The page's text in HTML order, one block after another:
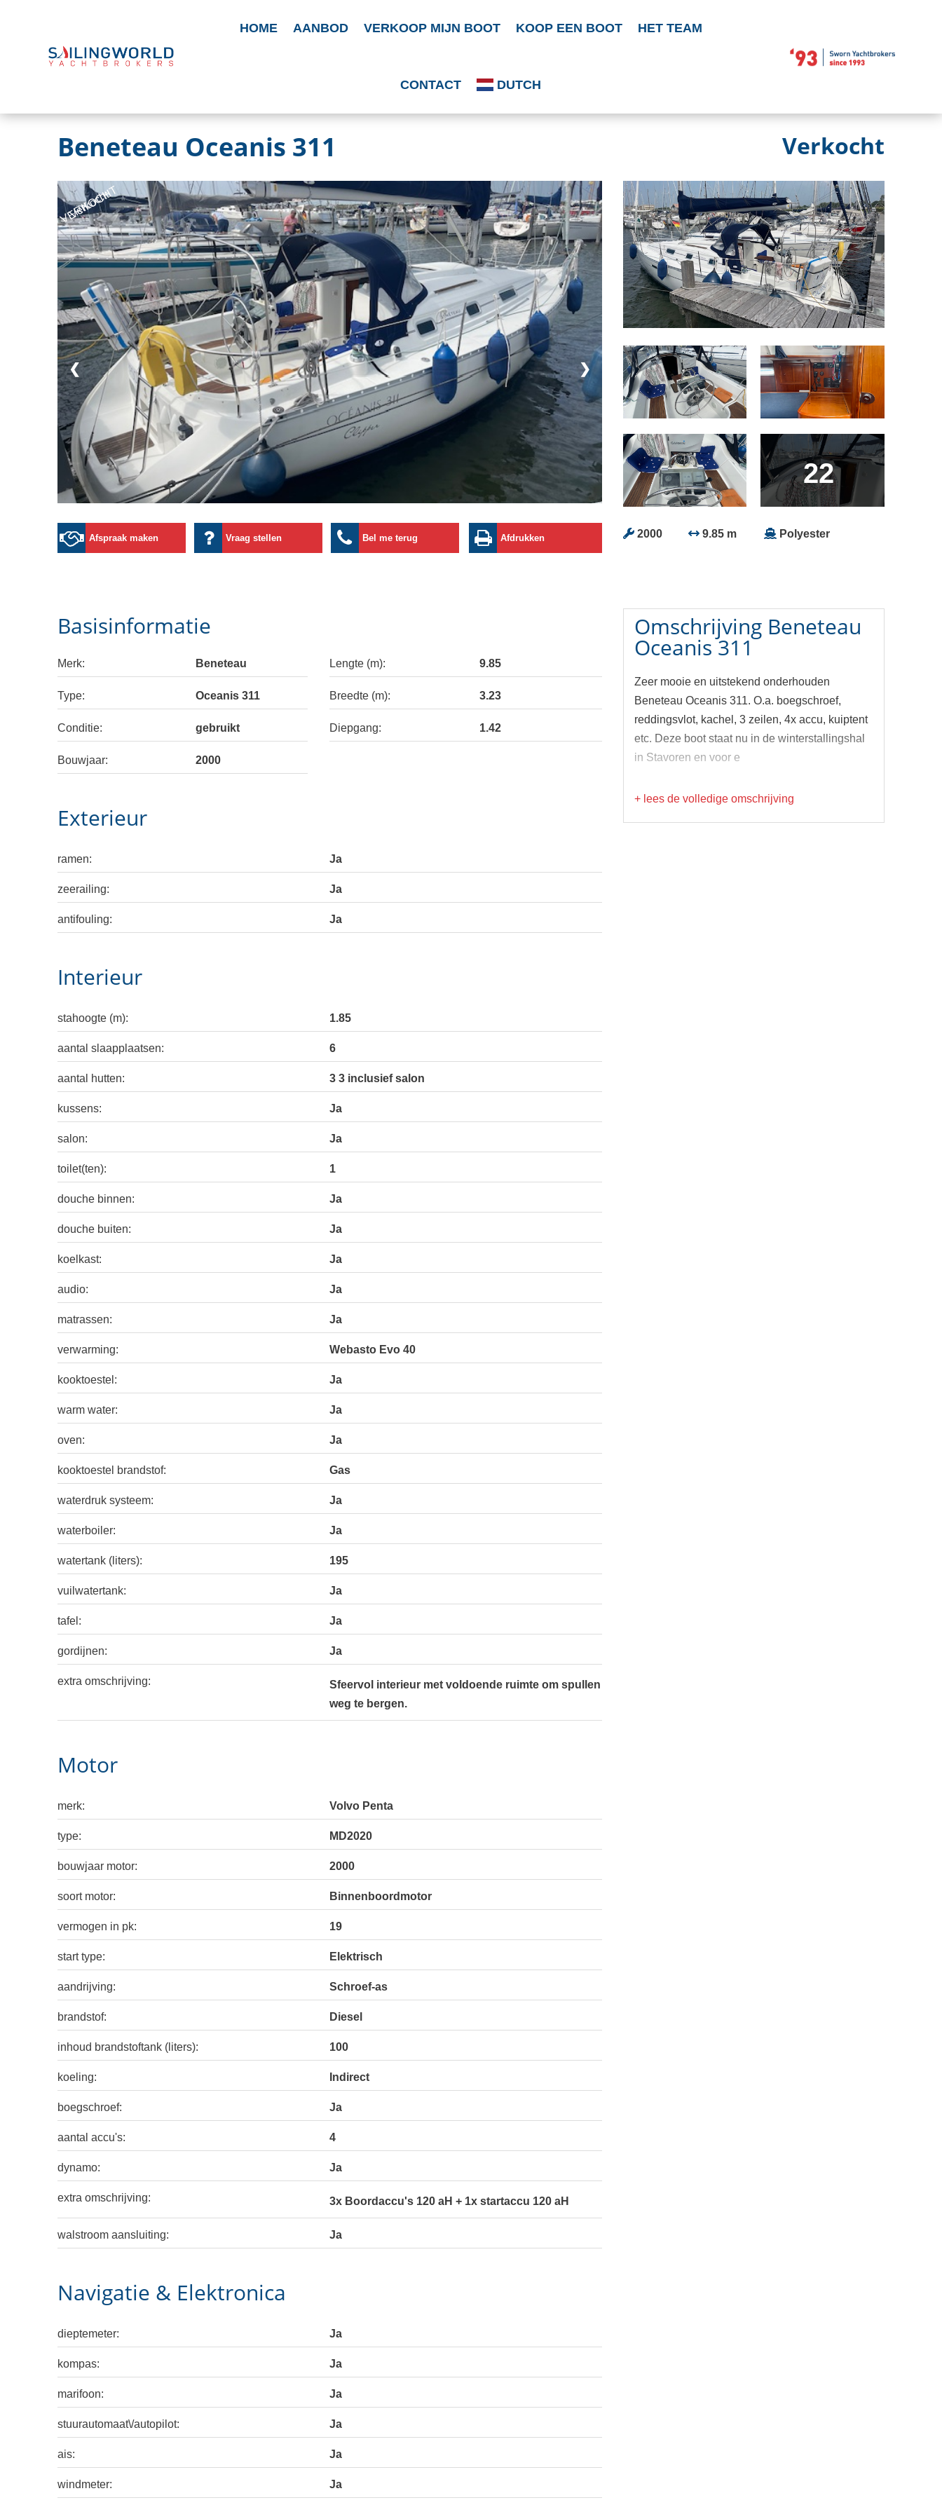
HOME AANBOD VERKOOP MIJN BOOT KOOP EEN BOOT HET TEAM
CONTACT DUTCH
Beneteau Oceanis 311 Verkocht
VERKOCHT
Verkocht
❮ ❯
Afspraak maken Vraag stellen Bel me terug Afdrukken
22
2000 9.85 m Polyester
Omschrijving Beneteau
Oceanis 311
Zeer mooie en uitstekend onderhouden
Beneteau Oceanis 311. O.a. boegschroef,
reddingsvlot, kachel, 3 zeilen, 4x accu, kuiptent
etc. Deze boot staat nu in de winterstallingshal
in Stavoren en voor e
+ lees de volledige omschrijving
Basisinformatie
Merk: Beneteau Lengte (m): 9.85
Type: Oceanis 311 Breedte (m): 3.23
Conditie: gebruikt Diepgang: 1.42
Bouwjaar: 2000
Exterieur
ramen: Ja
zeerailing: Ja
antifouling: Ja
Interieur
stahoogte (m): 1.85
aantal slaapplaatsen: 6
aantal hutten: 3 3 inclusief salon
kussens: Ja
salon: Ja
toilet(ten): 1
douche binnen: Ja
douche buiten: Ja
koelkast: Ja
audio: Ja
matrassen: Ja
verwarming: Webasto Evo 40
kooktoestel: Ja
warm water: Ja
oven: Ja
kooktoestel brandstof: Gas
waterdruk systeem: Ja
waterboiler: Ja
watertank (liters): 195
vuilwatertank: Ja
tafel: Ja
gordijnen: Ja
extra omschrijving:
Sfeervol interieur met voldoende ruimte om spullen
weg te bergen.
Motor
merk: Volvo Penta
type: MD2020
bouwjaar motor: 2000
soort motor: Binnenboordmotor
vermogen in pk: 19
start type: Elektrisch
aandrijving: Schroef-as
brandstof: Diesel
inhoud brandstoftank (liters): 100
koeling: Indirect
boegschroef: Ja
aantal accu's: 4
dynamo: Ja
extra omschrijving: 3x Boordaccu's 120 aH + 1x startaccu 120 aH
walstroom aansluiting: Ja
Navigatie & Elektronica
dieptemeter: Ja
kompas: Ja
marifoon: Ja
stuurautomaat\/autopilot: Ja
ais: Ja
windmeter: Ja